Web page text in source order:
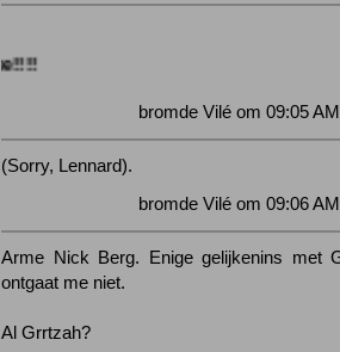
bromde Vilé om 09:05
(Sorry, Lennard).
bromde Vilé om 09:06
Arme Nick Berg. Enige gelijkenins met
ontgaat me niet.
Al Grrtzah?